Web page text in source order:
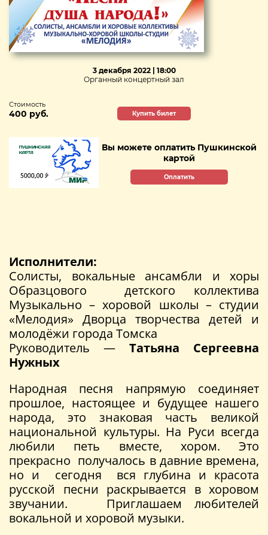
3 декабря 2022 | 18:00
Органный концертный зал
Стоимость
400 руб. Купить билет
Вы можете оплатить Пушкинской
картой
Оплатить
Исполнители:
Солисты, вокальные ансамбли и хоры
Образцового детского коллектива
Музыкально – хоровой школы – студии
«Мелодия» Дворца творчества детей и
молодёжи города Томска
Руководитель — Татьяна Сергеевна
Нужных
Народная песня напрямую соединяет
прошлое, настоящее и будущее нашего
народа, это знаковая часть великой
национальной культуры. На Руси всегда
любили петь вместе, хором. Это
прекрасно получалось в давние времена,
но и сегодня вся глубина и красота
русской песни раскрывается в хоровом
звучании. Приглашаем любителей
вокальной и хоровой музыки.